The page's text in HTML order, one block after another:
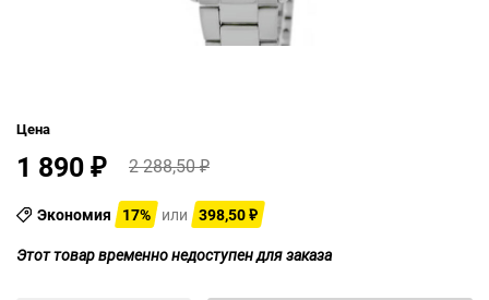
Цена
1 890 ₽ 2 288,50₽
Экономия 17% или 398,50 ₽
Этот товар временно недоступен для заказа